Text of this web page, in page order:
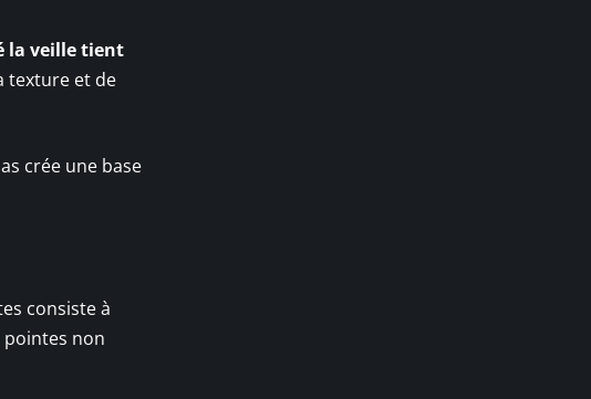
la veille tient
texture et de
crée une base
consiste à
pointes non